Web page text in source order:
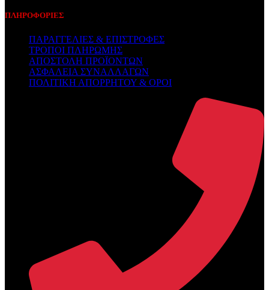
ΠΛΗΡΟΦΟΡΙΕΣ
ΠΑΡΑΓΓΕΛΙΕΣ & ΕΠΙΣΤΡΟΦΕΣ
ΤΡΟΠΟΙ ΠΛΗΡΩΜΗΣ
ΑΠΟΣΤΟΛΗ ΠΡΟΪΟΝΤΩΝ
ΑΣΦΑΛΕΙΑ ΣΥΝΑΛΛΑΓΩΝ
ΠΟΛΙΤΙΚΗ ΑΠΟΡΡΗΤΟΥ & ΟΡΟΙ